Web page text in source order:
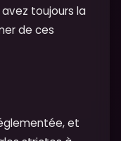
toujours la
de ces
et